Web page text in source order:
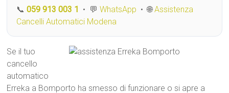
📞059 913 003 1 • 💬WhatsApp • 🌐Assistenza
Cancelli Automatici Modena
Se il tuo
cancello
automatico
Erreka a Bomporto ha smesso di funzionare o si apre a